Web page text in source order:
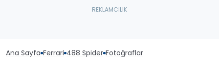
Ana Sayfa Ferrari 488 Spider Fotoğraflar